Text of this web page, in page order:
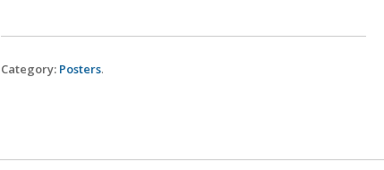
Category: Posters.